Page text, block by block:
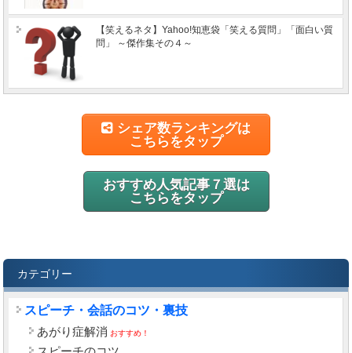
【笑えるネタ】Yahoo!知恵袋「笑える質問」「面白い質
問」 ～傑作集その４～
シェア数ランキングは
こちらをタップ
おすすめ人気記事７選は
こちらをタップ
カテゴリー
スピーチ・会話のコツ・裏技
あがり症解消 おすすめ！